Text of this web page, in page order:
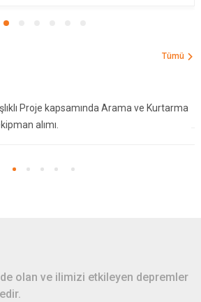
Tümü
Proje kapsamında Arama ve Kurtarma
alımı.
olan ve ilimizi etkileyen depremler